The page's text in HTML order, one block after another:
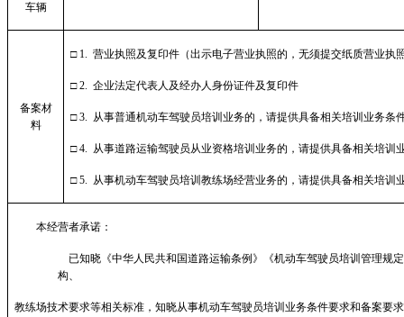
车辆
备案材
料
□ 1. 营业执照及复印件（出示电子营业执照的，无须提交纸质营业执
□ 2. 企业法定代表人及经办人身份证件及复印件
□ 3. 从事普通机动车驾驶员培训业务的，请提供具备相关培训业务条
□ 4. 从事道路运输驾驶员从业资格培训业务的，请提供具备相关培训
□ 5. 从事机动车驾驶员培训教练场经营业务的，请提供具备相关培训
本经营者承诺：
已知晓《中华人民共和国道路运输条例》《机动车驾驶员培训管理规
构、
教练场技术要求等相关标准，知晓从事机动车驾驶员培训业务条件要求和备案要